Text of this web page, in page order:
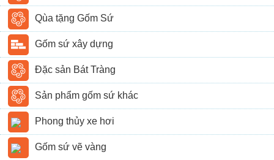
Qùa tặng Gốm Sứ
Gốm sứ xây dựng
Đặc sản Bát Tràng
Sản phẩm gốm sứ khác
Phong thủy xe hơi
Gốm sứ vẽ vàng